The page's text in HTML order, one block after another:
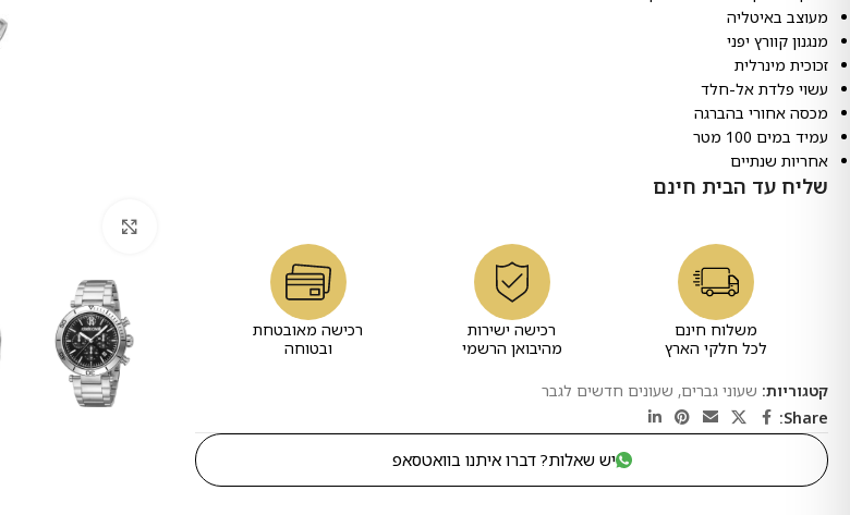
מעוצב באיטליה
מנגנון קוורץ יפני
זכוכית מינרלית
עשוי פלדת אל-חלד
מכסה אחורי בהברגה
עמיד במים 100 מטר
אחריות שנתיים
שליח עד הבית חינם
משלוח חינם
לכל חלקי הארץ
רכישה ישירות
מהיבואן הרשמי
רכישה מאובטחת
ובטוחה
קטגוריות: שעוני גברים, שעונים חדשים לגבר
Share:
יש שאלות? דברו איתנו בוואטסאפ